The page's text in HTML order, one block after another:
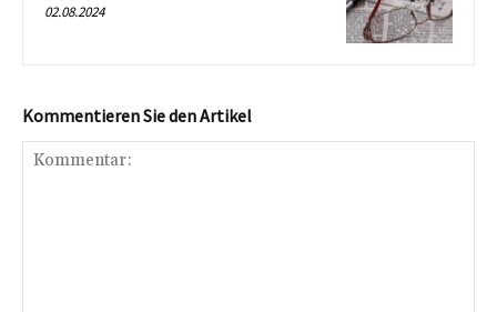
02.08.2024
Kommentieren Sie den Artikel